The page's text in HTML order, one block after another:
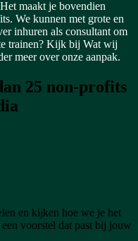
maakt je bovendien
We kunnen met grote en
inhuren als consultant om
trainen? Kijk bij Wat wij
meer over onze aanpak.
25 non-profits
en kijken hoe we je het
voorstel dat past bij jouw